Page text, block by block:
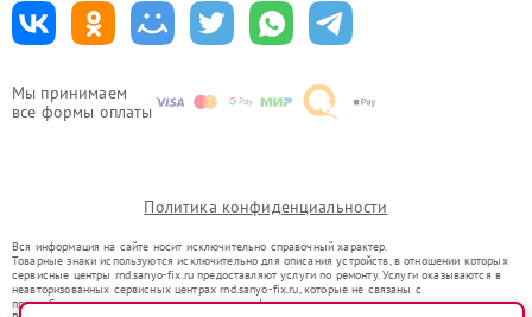
Мы принимаем
все формы оплаты
Политика конфиденциальности
Вся информация на сайте носит исключительно справочный характер.
Товарные знаки используются исключительно для описания устройств, в отношении которых
сервисные центры rnd.sanyo-fix.ru предоставляют услуги по ремонту. Услуги оказываются в
неавторизованных сервисных центрах rnd.sanyo-fix.ru, которые не связаны с
правообладателями товарных знаков или их официальными представителями.